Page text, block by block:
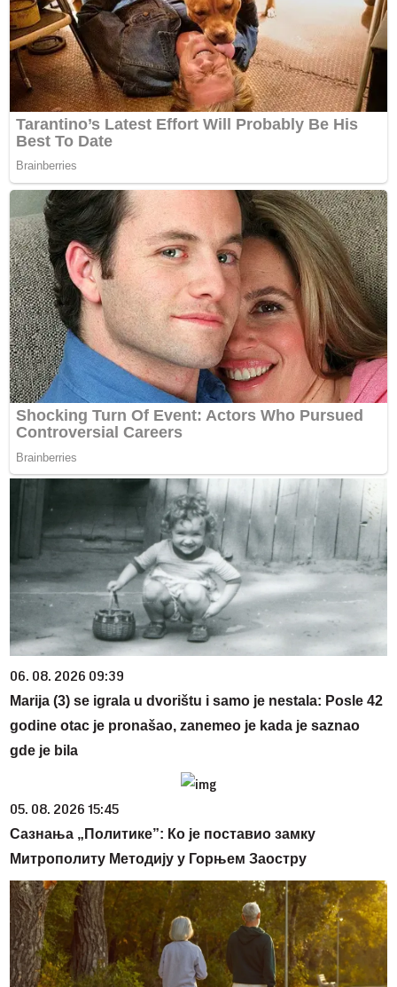
06. 08. 2026 09:39
Marija (3) se igrala u dvorištu i samo je nestala: Posle 42
godine otac je pronašao, zanemeo je kada je saznao
gde je bila
05. 08. 2026 15:45
Сазнања „Политике”: Ко је поставио замку
Митрополиту Методију у Горњем Заостру